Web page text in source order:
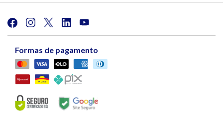
Formas de pagamento